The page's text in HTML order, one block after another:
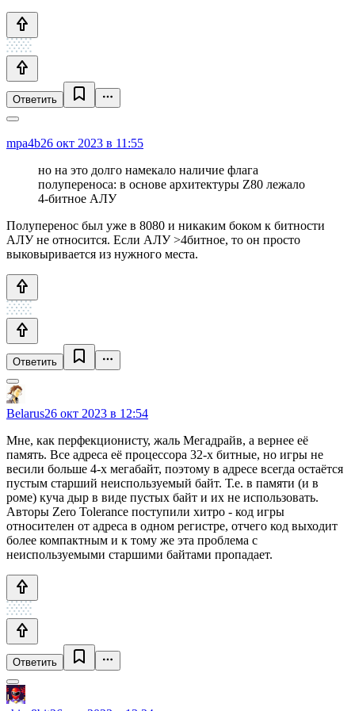
Ответить
mpa4b26 окт 2023 в 11:55
но на это долго намекало наличие флага
полупереноса: в основе архитектуры Z80 лежало
4-битное АЛУ
Полуперенос был уже в 8080 и никаким боком к битности
АЛУ не относится. Если АЛУ >4битное, то он просто
выковыривается из нужного места.
Ответить
Belarus26 окт 2023 в 12:54
Мне, как перфекционисту, жаль Мегадрайв, а вернее её
память. Все адреса её процессора 32-х битные, но игры не
весили больше 4-х мегабайт, поэтому в адресе всегда остаётся
пустым старший неиспользуемый байт. Т.е. в памяти (и в
роме) куча дыр в виде пустых байт и их не использовать.
Авторы Zero Tolerance поступили хитро - код игры
относителен от адреса в одном регистре, отчего код выходит
более компактным и к тому же эта проблема с
неиспользуемыми старшими байтами пропадает.
Ответить